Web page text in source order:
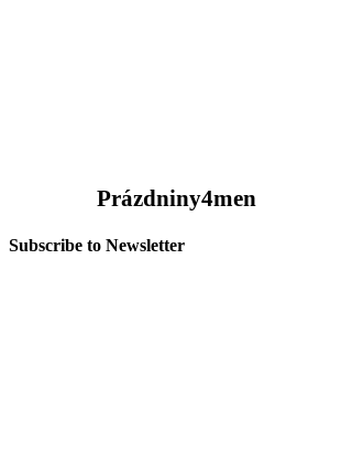
Prázdniny4men
Subscribe to Newsletter